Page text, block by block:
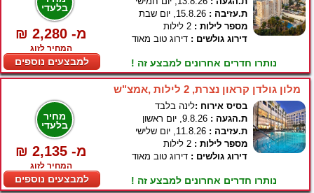
בלעדי
₪ 2,280 -מ
המחיר לזוג
למבצעים נוספים
ת.עזיבה :
מספר לילות :
דירוג גולשים : דירוג טוב מאוד
נותרו חדרים אחרונים למבצע זה !
מלון גולדן קראון נצרת, 2 לילות ,אמצ"ש
מחיר
בלעדי
₪ 2,135 -מ
המחיר לזוג
למבצעים נוספים
בסיס אירוח :לינה בלבד
ת.הגעה :
ת.עזיבה :
מספר לילות :
דירוג גולשים : דירוג טוב מאוד
נותרו חדרים אחרונים למבצע זה !